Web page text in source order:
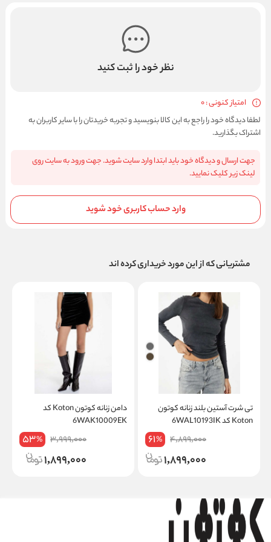
نظر خود را ثبت کنید
امتیاز کنونی : 0
لطفا دیدگاه خود را راجع به این کالا بنویسید و تجربه خریدتان را با سایر کاربران به
اشتراک بگذارید.
جهت ارسال و دیدگاه خود باید ابتدا وارد سایت شوید. جهت ورود به سایت روی
لینک زیر کلیک نمایید.
وارد حساب کاربری خود شوید
مشتریانی که از این مورد خریداری کرده اند
تی شرت آستین بلند زنانه کوتون
Koton کد 6WAL10193IK
4,899,000
61%
1,899,000
دامن زنانه کوتون Koton کد
6WAK10009EK
3,999,000
53%
1,899,000